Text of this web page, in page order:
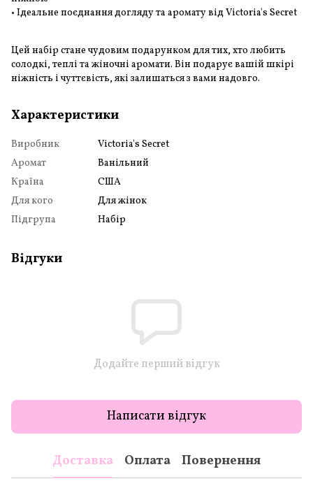
• Ідеальне поєднання догляду та аромату від Victoria's Secret
Цей набір стане чудовим подарунком для тих, хто любить
солодкі, теплі та жіночні аромати. Він подарує вашій шкірі
ніжність і чуттєвість, які залишаться з вами надовго.
Характеристики
Виробник
Victoria's Secret
Аромат
Ванільний
Країна
США
Для кого
Для жінок
Підгрупа
Набір
Відгуки
Додайте перший відгук
Написати відгук
Доставка Оплата Повернення